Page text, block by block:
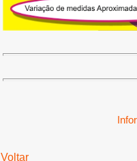
Voltar